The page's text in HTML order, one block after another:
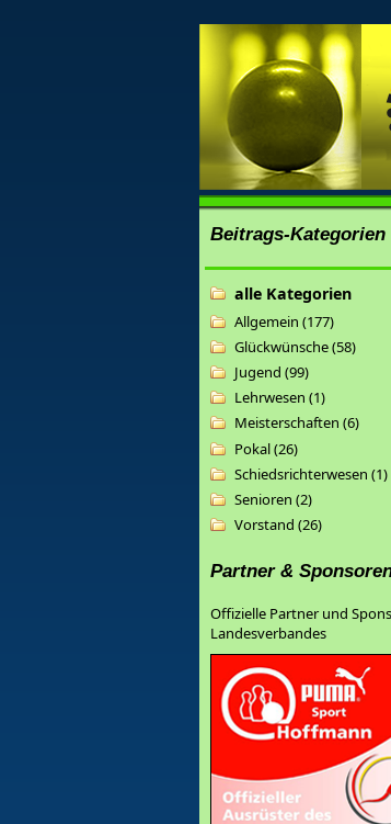
Beitrags-Kategorien
alle Kategorien
Allgemein (177)
Glückwünsche (58)
Jugend (99)
Lehrwesen (1)
Meisterschaften (6)
Pokal (26)
Schiedsrichterwesen (1)
Senioren (2)
Vorstand (26)
Partner &
Offizielle Partner und
Landesverbandes